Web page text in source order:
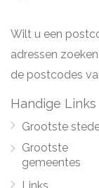
Wilt u een
adressen
de postcodes
Handige Links
Grootste
Grootste
gemeentes